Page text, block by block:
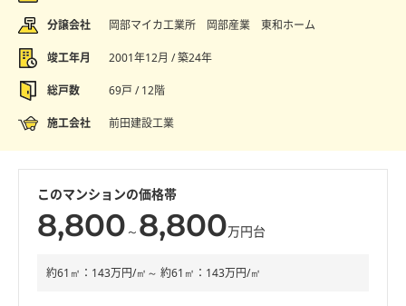
分譲会社 岡部マイカ工業所 岡部産業 東和ホーム
竣工年月 2001年12月 / 築24年
総戸数 69戸 / 12階
施工会社 前田建設工業
このマンションの価格帯
8,800 ～ 8,800万円台
約61㎡：143万円/㎡～ 約61㎡：143万円/㎡